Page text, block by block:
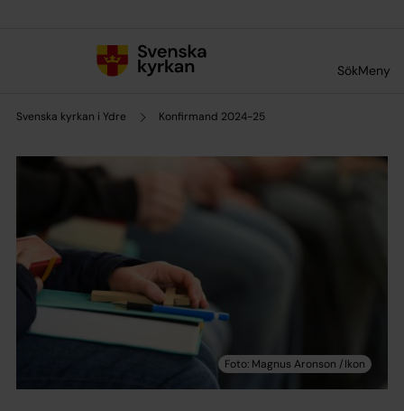
SökMeny
Svenska kyrkan i Ydre Konfirmand 2024-25